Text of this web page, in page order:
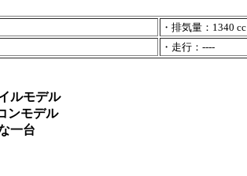
・排気量：1340 cc
・走行：----
ルモデル
ンモデル
一台